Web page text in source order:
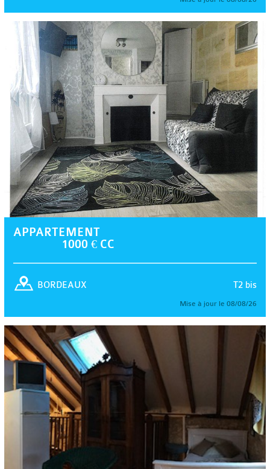
APPARTEMENT
1000 € CC
T2 bis
BORDEAUX
Mise à jour le 08/08/26